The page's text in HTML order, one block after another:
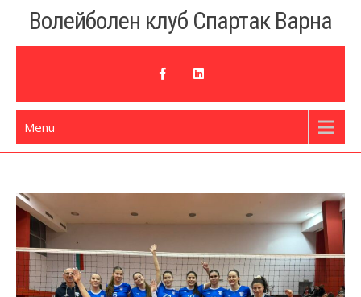
content
Волейболен клуб Спартак Варна
Menu